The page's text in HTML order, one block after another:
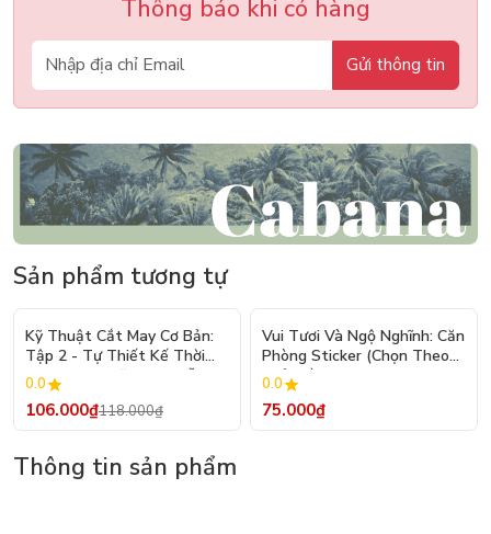
Thông báo khi có hàng
Gửi thông tin
Sản phẩm tương tự
- 10%
Kỹ Thuật Cắt May Cơ Bản:
Tập 2 - Tự Thiết Kế Thời
Trang Nam Nữ - Tạo Mẫu
Rập - Kỹ Thuật Nhảy Size
0.0
106.000₫118.000₫
Vui Tươi Và Ngộ Nghĩnh: Căn
Phòng Sticker (Chọn Theo
Chủ Đề) - Hơn 250 Sticker
0.0
75.000₫
Thông tin sản phẩm